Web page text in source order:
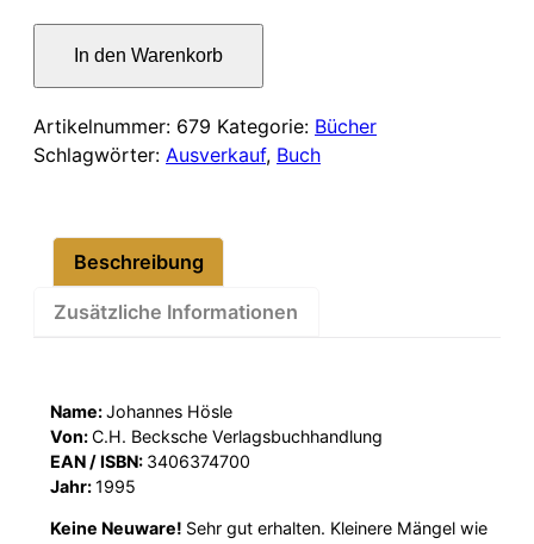
war:
6,00 €
ist:
5,00 €.
Geschichte
der
italienischen
Literatur
In den Warenkorb
Artikelnummer: 679 Kategorie: Bücher
Schlagwörter: Ausverkauf, Buch
Beschreibung
Zusätzliche Informationen
Name:Johannes Hösle
Von:C.H. Becksche Verlagsbuchhandlung
EAN / ISBN: 3406374700
Jahr:1995
Keine Neuware! Sehr gut erhalten. Kleinere Mängel wie